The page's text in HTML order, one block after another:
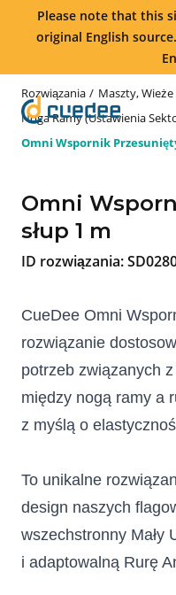
Please note that this
original English
Rozwiązania
Maszty,
Noga Ramy (Ustawienia
Omni Wspornik
Omni
słup 1 m
ID rozwiązania:
CueDee Omni
rozwiązanie
potrzeb związanych
między nogą ramy a
z myślą o
To unikalne
design naszych
wszechstronny Mały
i adaptowalną Rurę